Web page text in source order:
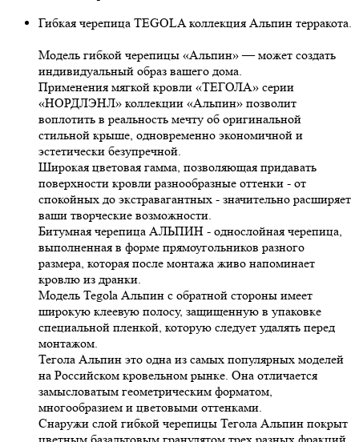
Гибкая черепица TEGOLA коллекция Альпин терракота.
Модель гибкой черепицы «Альпин» — может создать
индивидуальный образ вашего дома.
Применения мягкой кровли «ТЕГОЛА» серии
«НОРДЛЭНЛ» коллекции «Альпин» позволит
воплотить в реальность мечту об оригинальной
стильной крыше, одновременно экономичной и
эстетически безупречной.
Широкая цветовая гамма, позволяющая придавать
поверхности кровли разнообразные оттенки - от
спокойных до экстравагантных - значительно расширяет
ваши творческие возможности.
Битумная черепица АЛЬПИН - однослойная черепица,
выполненная в форме прямоугольников разного
размера, которая после монтажа живо напоминает
кровлю из дранки.
Модель Tegola Альпин с обратной стороны имеет
широкую клеевую полосу, защищенную в упаковке
специальной пленкой, которую следует удалять перед
монтажом.
Тегола Альпин это одна из самых популярных моделей
на Российском кровельном рынке. Она отличается
замысловатым геометрическим форматом,
многообразием и цветовыми оттенками.
Снаружи слой гибкой черепицы Тегола Альпин покрыт